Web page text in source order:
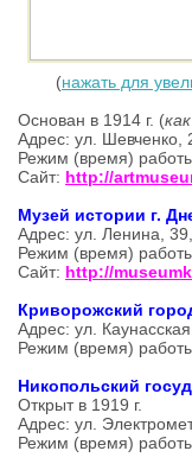
(нажать для
Основан в 1914 г. (
Адрес: ул. Шевченко,
Режим (время)
Сайт: http://
Музей истории г.
Адрес: ул. Ленина,
Режим (время)
Сайт: http://
Криворожский
Адрес: ул.
Режим (время)
Никопольский
Открыт в 1919 г.
Адрес: ул.
Режим (время)